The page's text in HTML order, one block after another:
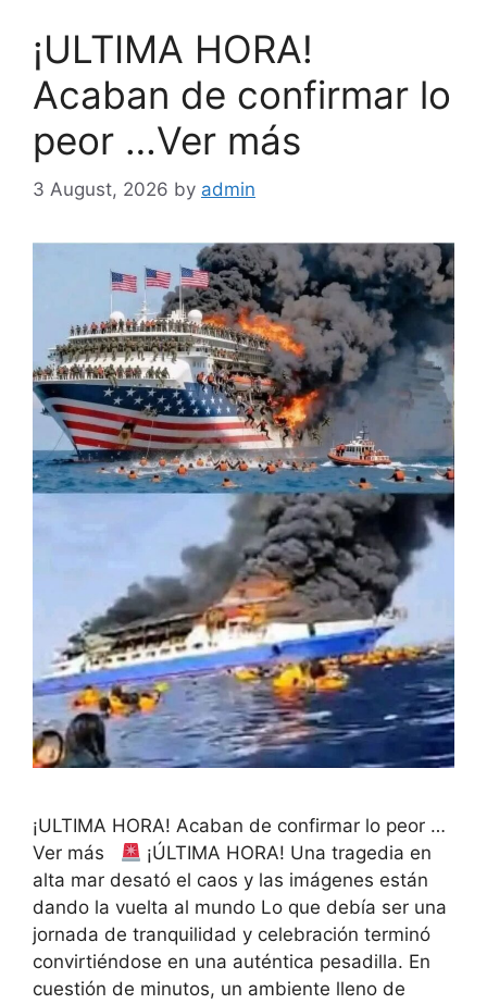
¡ULTIMA HORA!
Acaban de confirmar lo
peor …Ver más
3 August, 2026 by admin
¡ULTIMA HORA! Acaban de confirmar lo peor …
Ver más
¡ÚLTIMA HORA! Una tragedia en
alta mar desató el caos y las imágenes están
dando la vuelta al mundo Lo que debía ser una
jornada de tranquilidad y celebración terminó
convirtiéndose en una auténtica pesadilla. En
cuestión de minutos, un ambiente lleno de